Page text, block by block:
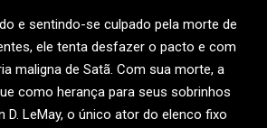
e sentindo-se culpado pela morte de
ele tenta desfazer o pacto e com
maligna de Satã. Com sua morte, a
como herança para seus sobrinhos
D. LeMay, o único ator do elenco fixo